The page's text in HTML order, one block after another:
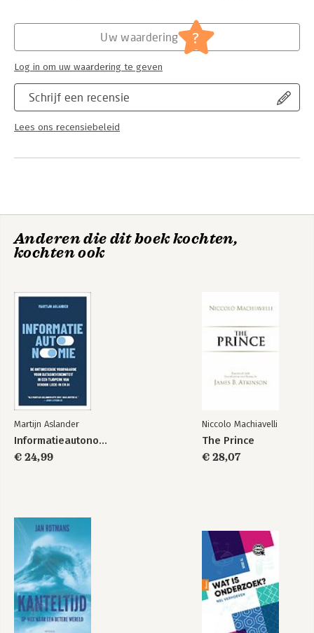
Schrijf een recensie
Lees ons recensiebeleid
Uw waardering ?
Log in om uw waardering te geven
Anderen die dit boek kochten,
kochten ook
Martijn Aslander
Informatieautonomie
€ 24,99
Niccolo Machiavelli
The Prince
€ 28,07